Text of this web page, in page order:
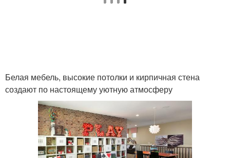
Белая мебель, высокие потолки и кирпичная стена
создают по настоящему уютную атмосферу